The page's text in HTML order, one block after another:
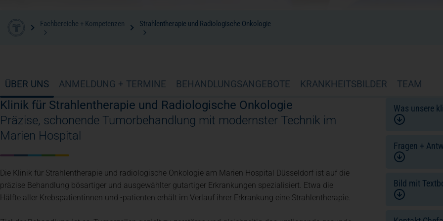
Fachbereiche + Kompetenzen Strahlentherapie und Radiologische Onkologie
ÜBER UNS ANMELDUNG + TERMINE BEHANDLUNGSANGEBOTE KRANKHEITSBILDER TEAM
Klinik für Strahlentherapie und Radiologische Onkologie
Präzise, schonende Tumorbehandlung mit modernster Technik im
Marien Hospital
Die Klinik für Strahlentherapie und radiologische Onkologie am Marien Hospital Düsseldorf ist auf die
präzise Behandlung bösartiger und ausgewählter gutartiger Erkrankungen spezialisiert. Etwa die
Hälfte aller Krebspatientinnen und -patienten erhält im Verlauf ihrer Erkrankung eine Strahlentherapie.
Was unsere
Fragen +
Bild mit